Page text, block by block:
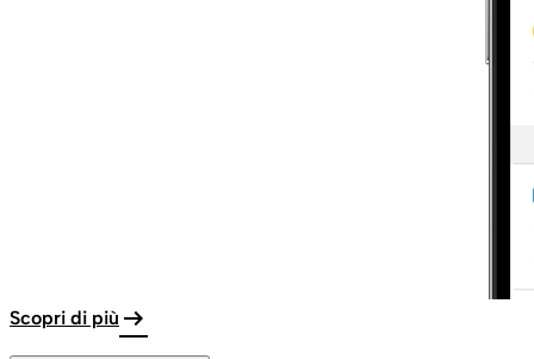
Scopri di più arrow_right_alt